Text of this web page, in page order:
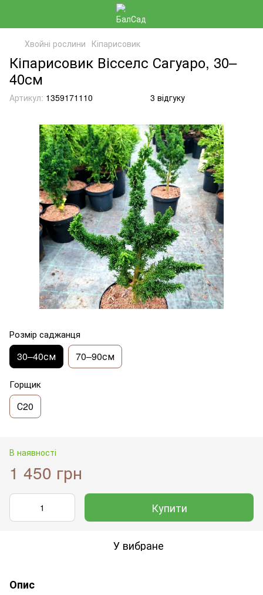
Хвойні рослини Кіпарисовик
Кіпарисовик Вісселс Сагуаро, 30–
40см
Артикул: 1359171110 3 відгуку
Розмір саджанця
30–40см 70–90см
Горщик
С20
В наявності
1 450 грн
Купити
У вибране
Опис